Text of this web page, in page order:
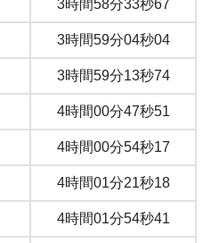
3時間58分33秒67
3時間59分04秒04
3時間59分13秒74
4時間00分47秒51
4時間00分54秒17
4時間01分21秒18
4時間01分54秒41